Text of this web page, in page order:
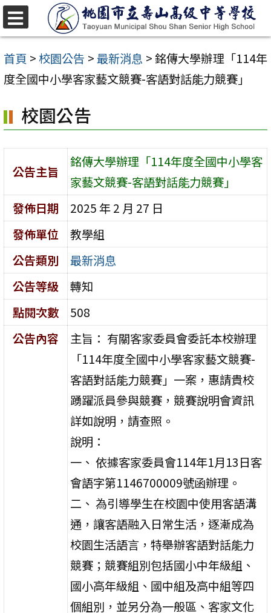
跳
至
主
要
容
區
首頁 >校園公告 >最新消息 >銘傳大學辦理「114年
度全國中小學客家藝文競賽-客語對話能力競賽」
校園公告
公告主旨
銘傳大學辦理「114年度全國中小學客
家藝文競賽-客語對話能力競賽」
發佈日期
2025 年 2 月 27 日
發佈單位
教學組
公告類別
最新消息
公告等級
轉知
點閱次數
508
公告內容
主旨： 有關客家委員會委託本校辦理
「114年度全國中小學客家藝文競賽-
客語對話能力競賽」一案，惠請貴校
踴躍派員參與競賽，競賽說明會資訊
詳如說明，請查照。
說明：
一、 依據客家委員會114年1月13日客
會語字第1146700009號函辦理。
二、 為引導學生在校園中使用客語溝
通，讓客語融入日常生活，逐漸成為
校園生活語言，特舉辦客語對話能力
競賽；競賽組別包括國小中年級組、
國小高年級組、國中組及高中組等四
個組別，並另分為一般區、客家文化
選
單